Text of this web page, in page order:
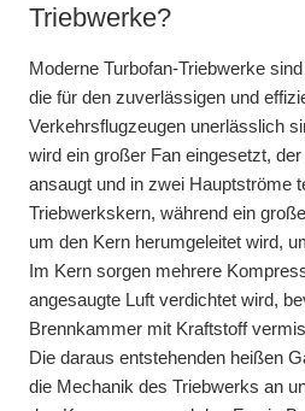
Triebwerke?
Moderne Turbofan-Triebwerke
die für den zuverlässigen und
Verkehrsflugzeugen unerlässlich
wird ein großer Fan eingesetzt,
ansaugt und in zwei Hauptströme
Triebwerkskern, während ein
um den Kern herumgeleitet wird,
Im Kern sorgen mehrere
angesaugte Luft verdichtet wird,
Brennkammer mit Kraftstoff
Die daraus entstehenden heißen
die Mechanik des Triebwerks an
Propellers mit der Leistung einer
einem Turbofan erzeugt hier nicht
Hauptschub, sondern ein großer
Turbine angetrieben wird.
Die Luft wird zunächst durch einen
Triebwerk gesogen und dort
wird Kerosin eingespritzt und
entstehen. Diese Gase treiben
über ein Getriebe die
Gasturbinentriebwerks, ist jedoch
mechanische Energie anstatt
Es kommt vor allem in
industriellen Anwendungen wie
Marineantrieben zum Einsatz.
Die Funktionsweise ähnelt der
Luft wird durch einen Verdichter
mit Kerosin in der Brennkammer
entstehenden heißen Gase treiben
Diese Welle überträgt die Leistung